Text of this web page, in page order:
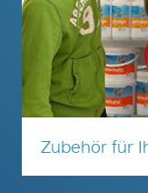
Zubehör für